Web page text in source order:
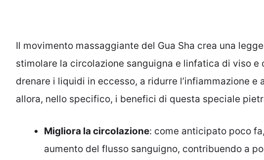
Il movimento massaggiante del Gua Sha crea una
stimolare la circolazione sanguigna e linfatica di viso e
drenare i liquidi in eccesso, a ridurre l’infiammazione
allora, nello specifico, i benefici di questa speciale
Migliora la circolazione: come anticipato poco
aumento del flusso sanguigno, contribuendo a